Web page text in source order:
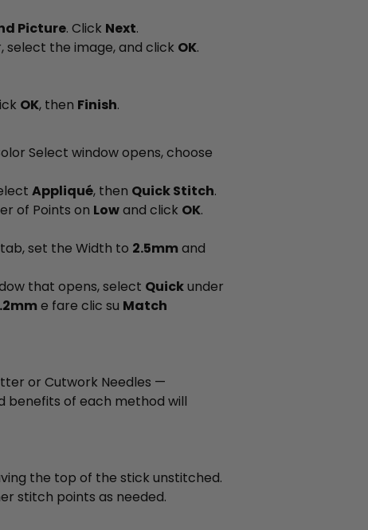
Picture. Click Next.
select the image, and click OK.
OK, then Finish.
Select window opens, choose
Appliqué, then Quick Stitch.
of Points on Lowand click OK.
tab, set the Width to 2.5mm and
that opens, select Quickunder
e fare clic su Match
or Cutwork Needles —
benefits of each method will
the top of the stick unstitched.
stitch points as needed.